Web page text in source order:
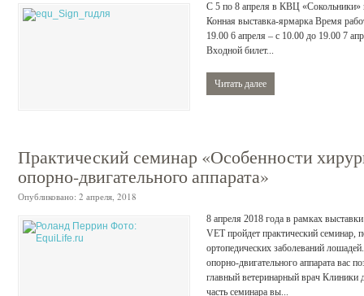
C 5 по 8 апреля в КВЦ «Сокольники»
Конная выставка-ярмарка Время
19.00 6 апреля – с 10.00 до 19.00 7
Входной билет...
Читать далее
Практический семинар «Особенности
опорно-двигательного аппарата»
Опубликовано: 2 апреля, 2018
8 апреля 2018 года в рамках
VET пройдет практический
ортопедических заболеваний
опорно-двигательного аппарата вас
главный ветеринарный врач
часть семинара вы...